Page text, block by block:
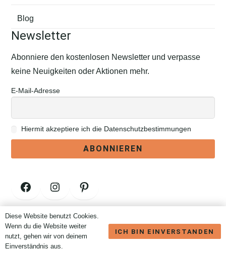
Blog
Newsletter
Abonniere den kostenlosen Newsletter und verpasse
keine Neuigkeiten oder Aktionen mehr.
E-Mail-Adresse
Hiermit akzeptiere ich die Datenschutzbestimmungen
Facebook Instagram Pinterest
Vertrag widerrufen
Brauchst Du Hilfe? Wir sind nur eine Nachricht entfernt.
Diese Website benutzt Cookies.
Wenn du die Website weiter
nutzt, gehen wir von deinem
Einverständnis aus.
ICH BIN EINVERSTANDEN